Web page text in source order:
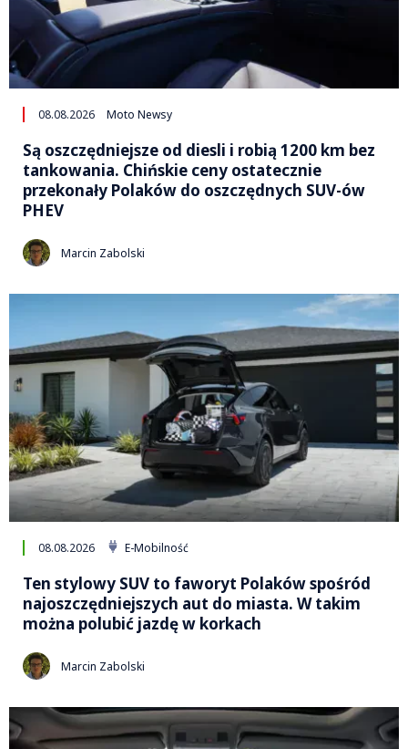
08.08.2026 Moto Newsy
Są oszczędniejsze od diesli i robią 1200 km bez
tankowania. Chińskie ceny ostatecznie
przekonały Polaków do oszczędnych SUV-ów
PHEV
Marcin Zabolski
08.08.2026 E-Mobilność
Ten stylowy SUV to faworyt Polaków spośród
najoszczędniejszych aut do miasta. W takim
można polubić jazdę w korkach
Marcin Zabolski